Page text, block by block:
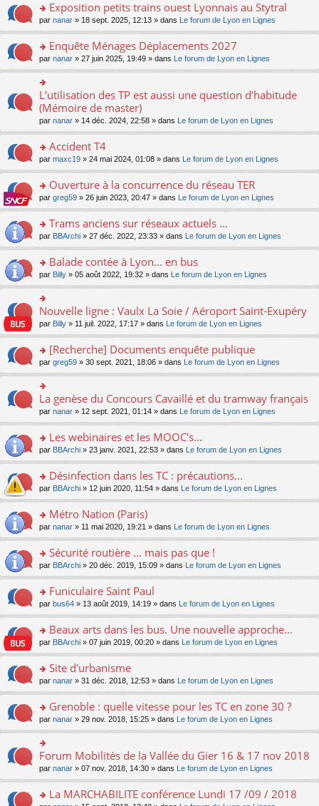
ult
er
le
m
e
s
g
e
n
o
lu
le
pl
u
s
e
nt
o
n
ult
er
le
m
s
a
e
n
o
lu
le
pl
u
s
e
nt
Exposition petits trains ouest Lyonnais au Stytral
par nanar » 18 sept. 2025, 12:13 » dans Le forum de Lyon en Lignes
o
n
s
ult
er
le
m
e
s
a
e
n
o
lu
le
pl
u
s
c
nt
Enquête Ménages Déplacements 2027
par nanar » 27 juin 2025, 19:49 » dans Le forum de Lyon en Lignes
n
s
ult
er
le
m
e
s
a
g
e
n
lu
le
pl
u
s
c
e
nt
L’utilisation des TP est aussi une question d’habitude
(Mémoire de master)
par nanar » 14 déc. 2024, 22:58 » dans Le forum de Lyon en Lignes
o
n
ult
er
le
m
e
a
g
e
n
o
lu
pl
u
s
ré
c
e
nt
Accident T4
par maxc19 » 24 mai 2024, 01:08 » dans Le forum de Lyon en Lignes
o
n
ult
er
le
m
e
s
g
e
n
o
lu
pl
u
s
ré
e
nt
Ouverture à la concurrence du réseau TER
par greg59 » 26 juin 2023, 20:47 » dans Le forum de Lyon en Lignes
o
n
ult
er
le
m
e
s
g
e
n
o
n
le
u
s
ré
e
nt
Trams anciens sur réseaux actuels ...
par BBArchi » 27 déc. 2022, 23:33 » dans Le forum de Lyon en Lignes
o
n
s
ult
er
le
m
e
s
a
e
n
o
n
le
u
s
ré
e
nt
Balade contée à Lyon... en bus
par Billy » 05 août 2022, 19:32 » dans Le forum de Lyon en Lignes
o
n
er
le
m
e
s
a
g
e
n
o
lu
le
pl
u
s
e
nt
Nouvelle ligne : Vaulx La Soie / Aéroport Saint-Exupéry
par Billy » 11 juil. 2022, 17:17 » dans Le forum de Lyon en Lignes
o
n
s
ult
er
le
m
e
s
g
e
n
o
lu
pl
u
s
c
e
nt
[Recherche] Documents enquête publique
par greg59 » 30 sept. 2021, 18:06 » dans Le forum de Lyon en Lignes
n
er
le
m
e
s
a
g
e
n
n
lu
le
pl
u
c
e
nt
La genèse du Concours Cavaillé et du tramway français
par nanar » 12 sept. 2021, 01:14 » dans Le forum de Lyon en Lignes
o
n
ult
er
le
m
e
a
g
e
n
n
le
pl
u
ré
c
e
nt
Les webinaires et les MOOC's...
par BBArchi » 23 janv. 2021, 22:53 » dans Le forum de Lyon en Lignes
o
n
ult
er
le
m
e
a
g
e
n
n
le
pl
u
ré
c
e
nt
Désinfection dans les TC : précautions...
par BBArchi » 12 juin 2020, 11:54 » dans Le forum de Lyon en Lignes
o
n
ult
er
le
m
e
a
g
e
n
n
le
pl
u
s
ré
c
e
nt
Métro Nation (Paris)
par nanar » 11 mai 2020, 19:21 » dans Le forum de Lyon en Lignes
o
n
ult
er
le
m
e
a
g
e
n
n
le
pl
u
s
c
Sécurité routière ... mais pas que !
par BBArchi » 20 déc. 2019, 15:09 » dans Le forum de Lyon en Lignes
o
n
ult
er
le
m
e
a
g
e
n
o
lu
pl
Funiculaire Saint Paul
par bus64 » 13 août 2019, 14:19 » dans Le forum de Lyon en Lignes
o
n
ult
er
le
m
e
s
g
e
n
o
Beaux arts dans les bus. Une nouvelle approche...
par BBArchi » 07 juin 2019, 00:20 » dans Le forum de Lyon en Lignes
o
n
ult
er
le
m
e
s
g
Site d'urbanisme
par nanar » 31 déc. 2018, 12:53 » dans Le forum de Lyon en Lignes
o
n
s
ult
er
le
m
e
Grenoble : quelle vitesse pour les TC en zone 30 ?
par nanar » 29 nov. 2018, 15:25 » dans Le forum de Lyon en Lignes
o
n
er
Forum Mobilités de la Vallée du Gier 16 & 17 nov 2018
par nanar » 07 nov. 2018, 14:30 » dans Le forum de Lyon en Lignes
La MARCHABILITE conférence Lundi 17 /09 / 2018